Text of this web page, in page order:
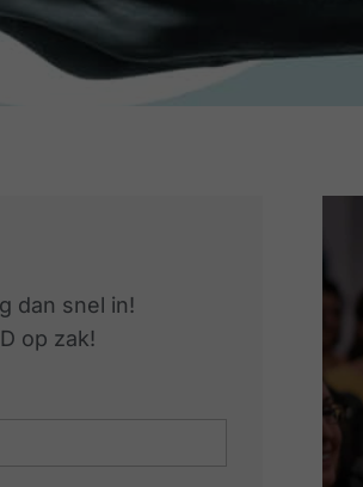
dan snel in!
op zak!